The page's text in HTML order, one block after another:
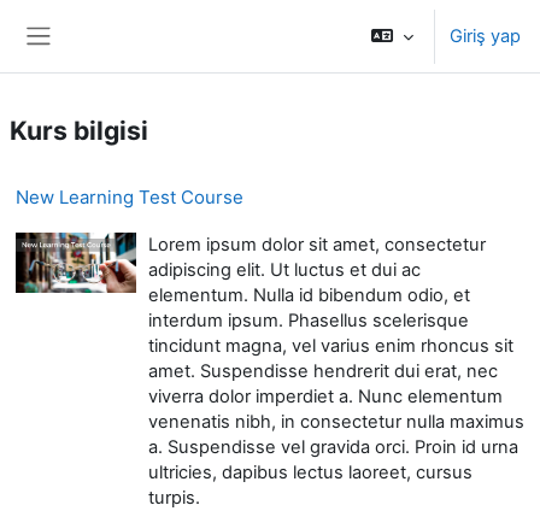
Giriş yap
Kurs bilgisi
New Learning Test Course
Lorem ipsum dolor sit amet, consectetur
adipiscing elit. Ut luctus et dui ac
elementum. Nulla id bibendum odio, et
interdum ipsum. Phasellus scelerisque
tincidunt magna, vel varius enim rhoncus sit
amet. Suspendisse hendrerit dui erat, nec
viverra dolor imperdiet a. Nunc elementum
venenatis nibh, in consectetur nulla maximus
a. Suspendisse vel gravida orci. Proin id urna
ultricies, dapibus lectus laoreet, cursus
turpis.